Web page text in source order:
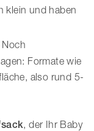
klein und haben
Noch
Formate wie
also rund 5-
, der Ihr Baby